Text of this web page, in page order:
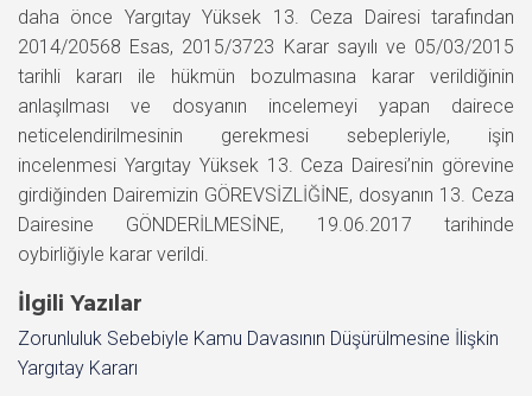
daha önce Yargıtay Yüksek 13. Ceza Dairesi tarafından
2014/20568 Esas, 2015/3723 Karar sayılı ve 05/03/2015
tarihli kararı ile hükmün bozulmasına karar verildiğinin
anlaşılması ve dosyanın incelemeyi yapan dairece
neticelendirilmesinin gerekmesi sebepleriyle, işin
incelenmesi Yargıtay Yüksek 13. Ceza Dairesi’nin görevine
girdiğinden Dairemizin GÖREVSİZLİĞİNE, dosyanın 13. Ceza
Dairesine GÖNDERİLMESİNE, 19.06.2017 tarihinde
oybirliğiyle karar verildi.
İlgili Yazılar
Zorunluluk Sebebiyle Kamu Davasının Düşürülmesine İlişkin
Yargıtay Kararı